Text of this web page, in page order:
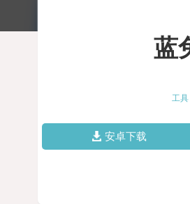
蓝
工具
安卓下载